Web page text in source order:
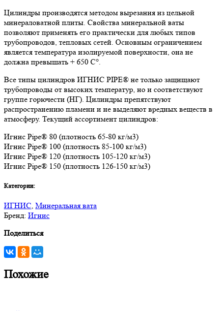
Цилиндры производятся методом вырезания из цельной
минераловатной плиты. Свойства минеральной ваты
позволяют применять его практически для любых типов
трубопроводов, тепловых сетей. Основным ограничением
является температура изолируемой поверхности, она не
должна превышать + 650 C°.
Все типы цилиндров ИГНИС PIPE® не только защищают
трубопроводы от высоких температур, но и соответствуют
группе горючести (НГ). Цилиндры препятствуют
распространению пламени и не выделяют вредных веществ в
атмосферу. Текущий ассортимент цилиндров:
Игнис Pipe® 80 (плотность 65-80 кг/м3)
Игнис Pipe® 100 (плотность 85-100 кг/м3)
Игнис Pipe® 120 (плотность 105-120 кг/м3)
Игнис Pipe® 150 (плотность 126-150 кг/м3)
Категории:
ИГНИС, Минеральная вата
Бренд: Игнис
Поделиться
Похожие